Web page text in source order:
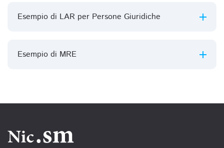
Esempio di LAR per Persone Giuridiche
Esempio di MRE